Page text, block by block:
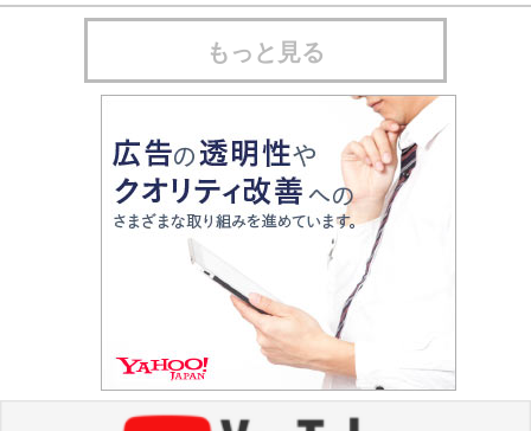
もっと見る